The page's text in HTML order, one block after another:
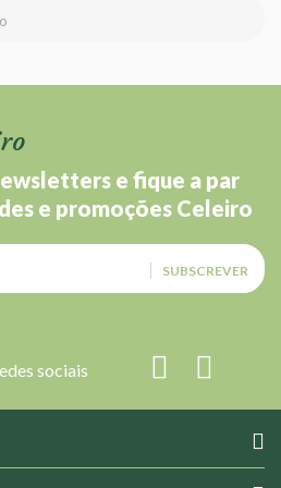
e fique a par
e promoções Celeiro
SUBSCREVER
sociais